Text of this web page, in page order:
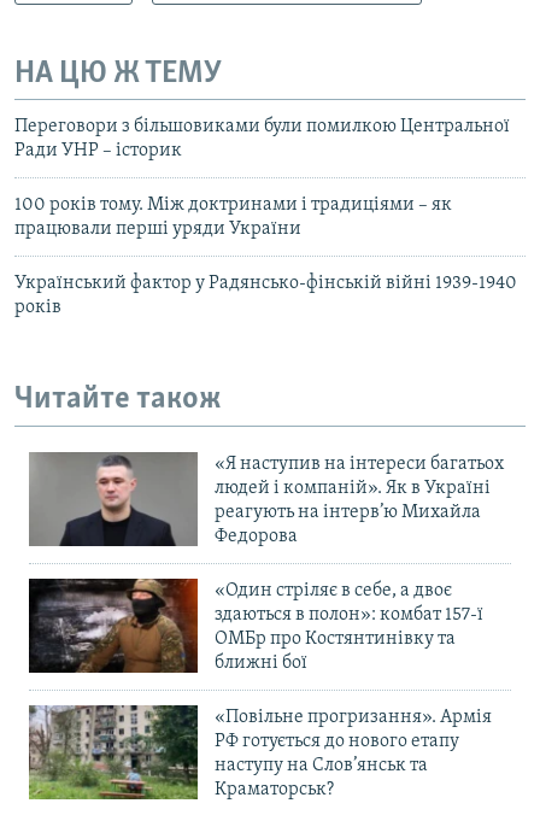
НА ЦЮ Ж ТЕМУ
Переговори з більшовиками були помилкою Центральної
Ради УНР – історик
100 років тому. Між доктринами і традиціями – як
працювали перші уряди України
Український фактор у Радянсько-фінській війні 1939-1940
років
Читайте також
«Я наступив на інтереси багатьох
людей і компаній». Як в Україні
реагують на інтерв’ю Михайла
Федорова
«Один стріляє в себе, а двоє
здаються в полон»: комбат 157-ї
ОМБр про Костянтинівку та
ближні бої
«Повільне прогризання». Армія
РФ готується до нового етапу
наступу на Слов’янськ та
Краматорськ?